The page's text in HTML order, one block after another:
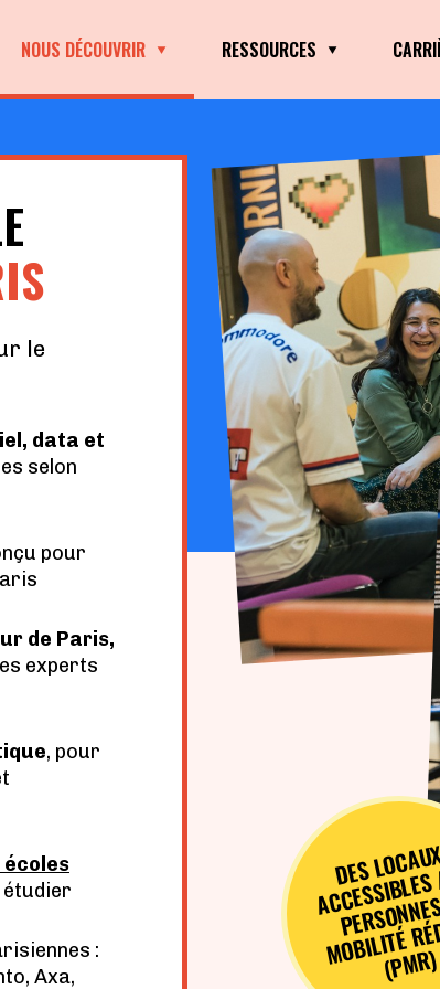
NOUS DÉCOUVRIR RESSOURCES
le
data et
selon
pour
de Paris,
experts
, pour
écoles
étudier
:
Axa,
S
R)